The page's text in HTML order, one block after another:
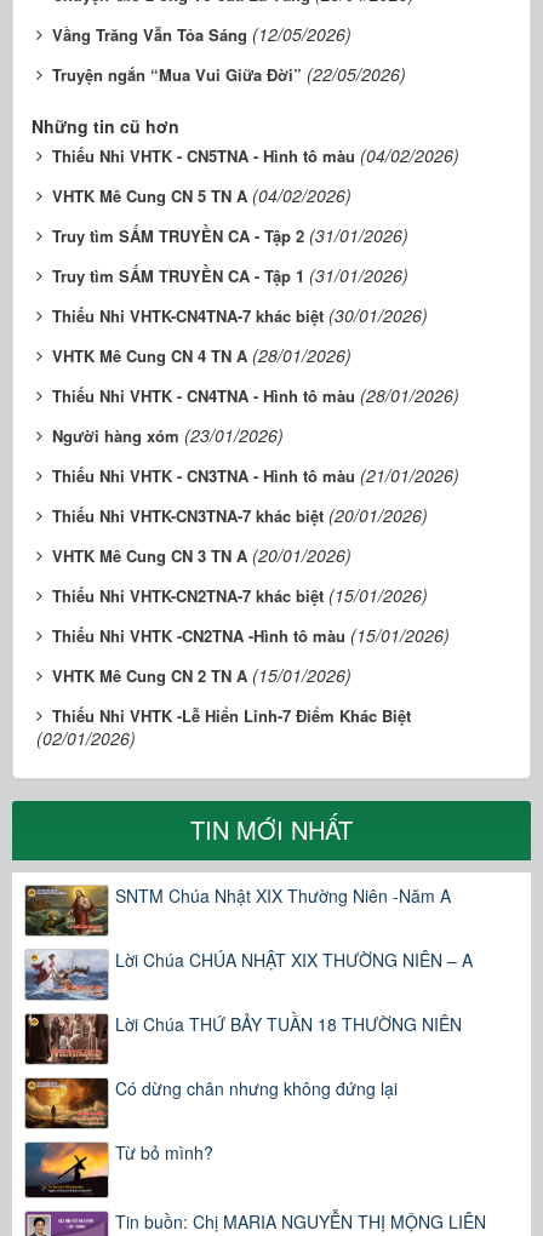
Vầng Trăng Vẫn Tỏa Sáng (12/05/2026)
Truyện ngắn “Mua Vui Giữa Đời” (22/05/2026)
Những tin cũ hơn
Thiếu Nhi VHTK - CN5TNA - Hình tô màu (04/02/2026)
VHTK Mê Cung CN 5 TN A (04/02/2026)
Truy tìm SẤM TRUYỀN CA - Tập 2 (31/01/2026)
Truy tìm SẤM TRUYỀN CA - Tập 1 (31/01/2026)
Thiếu Nhi VHTK-CN4TNA-7 khác biệt (30/01/2026)
VHTK Mê Cung CN 4 TN A (28/01/2026)
Thiếu Nhi VHTK - CN4TNA - Hình tô màu (28/01/2026)
Người hàng xóm (23/01/2026)
Thiếu Nhi VHTK - CN3TNA - Hình tô màu (21/01/2026)
Thiếu Nhi VHTK-CN3TNA-7 khác biệt (20/01/2026)
VHTK Mê Cung CN 3 TN A (20/01/2026)
Thiếu Nhi VHTK-CN2TNA-7 khác biệt (15/01/2026)
Thiếu Nhi VHTK -CN2TNA -Hình tô màu (15/01/2026)
VHTK Mê Cung CN 2 TN A (15/01/2026)
Thiếu Nhi VHTK -Lễ Hiển Linh-7 Điểm Khác Biệt
(02/01/2026)
TIN MỚI NHẤT
SNTM Chúa Nhật XIX Thường Niên -Năm A
Lời Chúa CHÚA NHẬT XIX THƯỜNG NIÊN – A
Lời Chúa THỨ BẢY TUẦN 18 THƯỜNG NIÊN
Có dừng chân nhưng không đứng lại
Từ bỏ mình?
Tin buồn: Chị MARIA NGUYỄN THỊ MỘNG LIÊN